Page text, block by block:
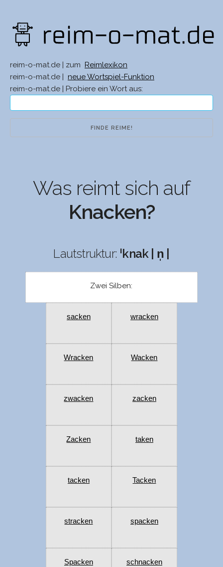
reim-o-mat.de | zum
Reimlexikon
reim-o-mat.de |
neue Wortspiel-Funktion
reim-o-mat.de | Probiere ein Wort aus:
Was reimt sich auf
Knacken?
Lautstruktur: ˈknak | n̩ |
Zwei Silben:
sacken wracken
Wracken Wacken
zwacken zacken
Zacken taken
tacken Tacken
stracken spacken
Spacken schnacken